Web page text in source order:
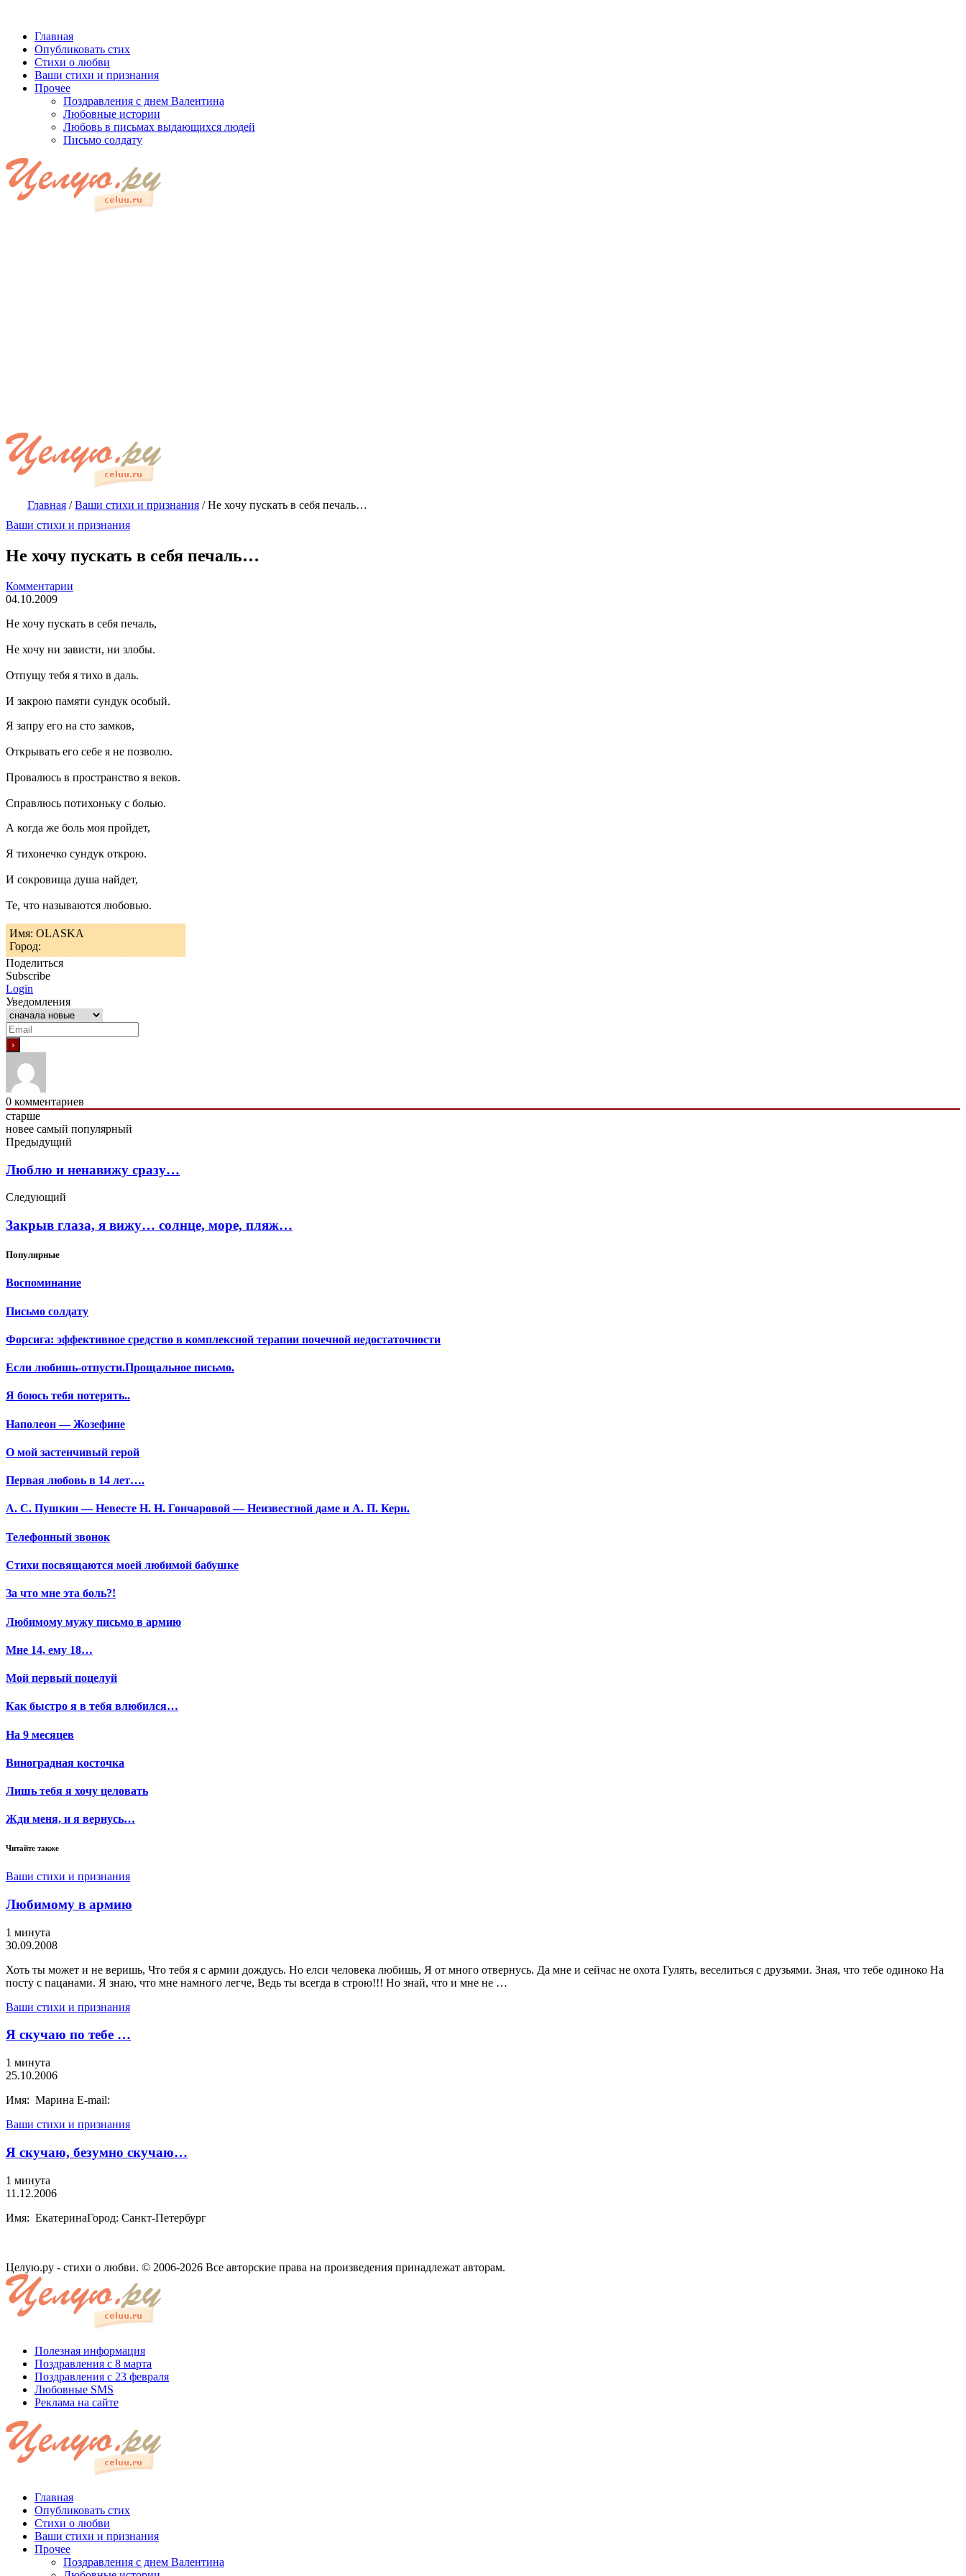
Главная
Опубликовать стих
Стихи о любви
Ваши стихи и признания
Прочее
Поздравления с днем Валентина
Любовные истории
Любовь в письмах выдающихся людей
Письмо солдату
Главная /Ваши стихи и признания /Не хочу пускать в себя печаль…
Ваши стихи и признания
Не хочу пускать в себя печаль…
Комментарии
04.10.2009
Не хочу пускать в себя печаль,
Не хочу ни зависти, ни злобы.
Отпущу тебя я тихо в даль.
И закрою памяти сундук особый.
Я запру его на сто замков,
Открывать его себе я не позволю.
Провалюсь в пространство я веков.
Справлюсь потихоньку с болью.
А когда же боль моя пройдет,
Я тихонечко сундук открою.
И сокровища душа найдет,
Те, что называются любовью.
Имя: OLASKA
Город:
Поделиться
Subscribe
Login
Уведомления
0 комментариев
старше
новее самый популярный
Предыдущий
Люблю и ненавижу сразу…
Следующий
Закрыв глаза, я вижу… солнце, море, пляж…
Популярные
Воспоминание
Письмо солдату
Форсига: эффективное средство в комплексной терапии почечной недостаточности
Если любишь-отпусти.Прощальное письмо.
Я боюсь тебя потерять..
Наполеон — Жозефине
О мой застенчивый герой
Первая любовь в 14 лет….
А. С. Пушкин — Невесте Н. Н. Гончаровой — Неизвестной даме и А. П. Керн.
Телефонный звонок
Стихи посвящаются моей любимой бабушке
За что мне эта боль?!
Любимому мужу письмо в армию
Мне 14, ему 18…
Мой первый поцелуй
Как быстро я в тебя влюбился…
На 9 месяцев
Виноградная косточка
Лишь тебя я хочу целовать
Жди меня, и я вернусь…
Читайте также
Ваши стихи и признания
Любимому в армию
1 минута
30.09.2008
Хоть ты может и не веришь, Что тебя я с армии дождусь. Но елси человека любишь, Я от много отвернусь. Да мне и сейчас не охота Гулять, веселиться с друзьями. Зная, что тебе одиноко На
посту с пацанами. Я знаю, что мне намного легче, Ведь ты всегда в строю!!! Но знай, что и мне не …
Ваши стихи и признания
Я скучаю по тебе …
1 минута
25.10.2006
Имя: Марина E-mail:
Ваши стихи и признания
Я скучаю, безумно скучаю…
1 минута
11.12.2006
Имя: ЕкатеринаГород: Санкт-Петербург
Целую.ру - стихи о любви. © 2006-2026 Все авторские права на произведения принадлежат авторам.
Полезная информация
Поздравления с 8 марта
Поздравления с 23 февраля
Любовные SMS
Реклама на сайте
Главная
Опубликовать стих
Стихи о любви
Ваши стихи и признания
Прочее
Поздравления с днем Валентина